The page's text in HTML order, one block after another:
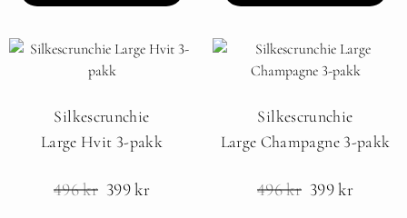
Silkescrunchie
Large Hvit 3-pakk
496kr 399kr
Silkescrunchie
Large Champagne 3-pakk
496kr 399kr